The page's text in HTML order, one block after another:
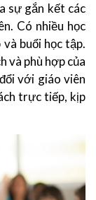
sự gắn kết các
Có nhiều học
buổi học tập.
và phù hợp của
với giáo viên
trực tiếp, kịp